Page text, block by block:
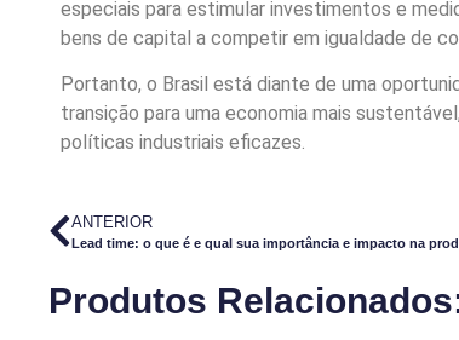
especiais para estimular investimentos e
bens de capital a competir em igualdade de
Portanto, o Brasil está diante de uma
transição para uma economia mais
políticas industriais eficazes.
ANTERIOR
Produtos